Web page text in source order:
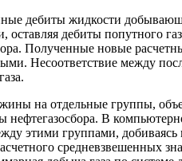
дебиты жидкости
дебиты попутного
Полученные новые
Несоответствие между
на отдельные группы,
нефтегазосбора. В
этими группами,
средневзвешенных